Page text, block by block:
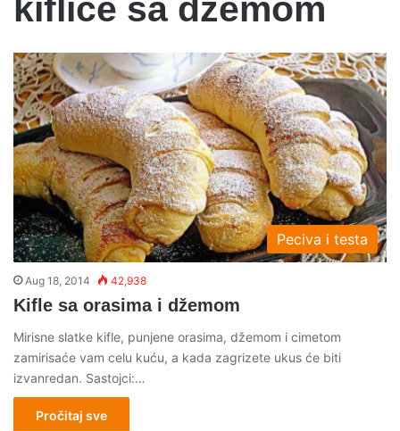
kiflice sa dzemom
Peciva i testa
Aug 18, 2014 42,938
Kifle sa orasima i džemom
Mirisne slatke kifle, punjene orasima, džemom i cimetom
zamirisaće vam celu kuću, a kada zagrizete ukus će biti
izvanredan. Sastojci:…
Pročitaj sve